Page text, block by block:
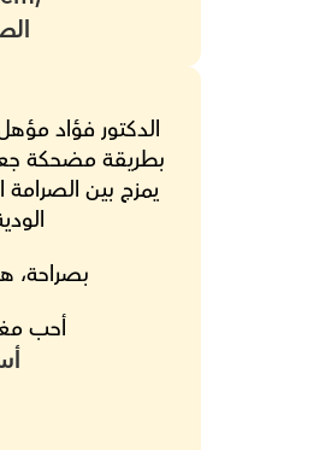
بصراحة،
أحب